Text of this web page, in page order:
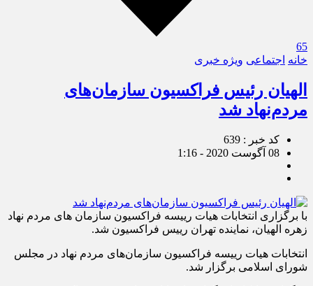
65
خانه اجتماعی ویژه خبری
الهیان رئیس فراکسیون سازمان‌های
مردم‌نهاد شد
کد خبر : 639
08 آگوست 2020 - 1:16
با برگزاری انتخابات هیات رییسه فراکسیون سازمان های مردم نهاد
زهره الهیان، نماینده تهران رییس فراکسیون شد.
انتخابات هیات رییسه فراکسیون سازمان‌های مردم نهاد در مجلس
شورای اسلامی برگزار شد.